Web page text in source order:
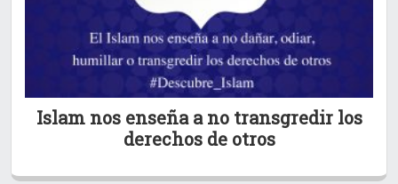
Islam nos enseña a no transgredir los
derechos de otros